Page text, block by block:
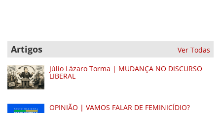
Artigos Ver Todas
Júlio Lázaro Torma | MUDANÇA NO DISCURSO
LIBERAL
OPINIÃO | VAMOS FALAR DE FEMINICÍDIO?